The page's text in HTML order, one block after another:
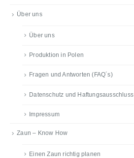
Über uns
Über uns
Produktion in Polen
Fragen und Antworten (FAQ´s)
Datenschutz und Haftungsausschluss
Impressum
Zaun – Know How
Einen Zaun richtig planen